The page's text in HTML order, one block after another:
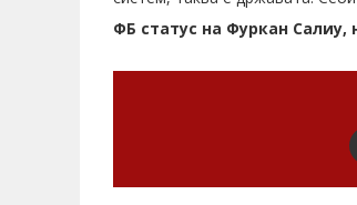
ФБ статус на Фуркан Салиу,